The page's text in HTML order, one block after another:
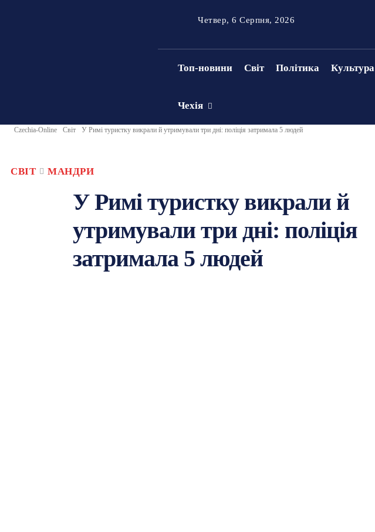
Четвер, 6 Серпня, 2026
Топ-новини Світ Політика Культура
Чехія
Czechia-Online Світ У Римі туристку викрали й утримували три дні: поліція затримала 5 людей
СВІТ МАНДРИ
У Римі туристку викрали й
утримували три дні: поліція
затримала 5 людей